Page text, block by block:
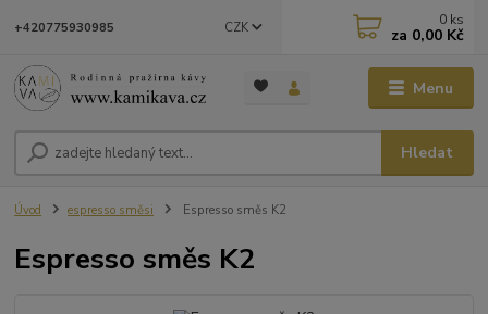
Menu
CZK
Hledat
+420775930985 0 ks
za 0,00 Kč
Úvod espresso směsi Espresso směs K2
Espresso směs K2